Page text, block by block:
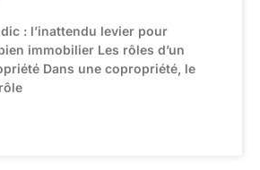
: l’inattendu levier pour
immobilier Les rôles d’un
Dans une copropriété, le